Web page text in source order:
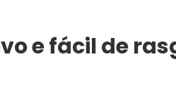
e fácil de